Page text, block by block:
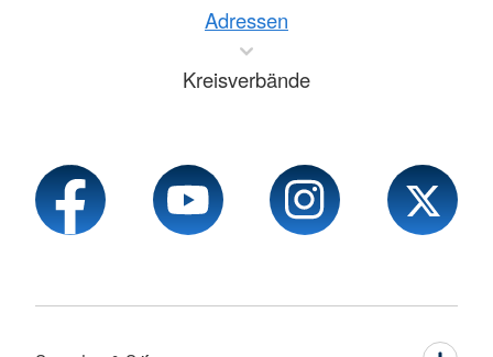
Adressen
Kreisverbände